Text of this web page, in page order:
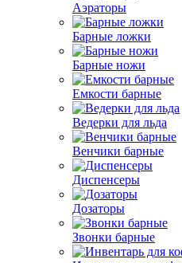
Аэраторы
Барные ложки
Барные ножи
Емкости барные
Ведерки для льда
Венчики барные
Диспенсеры
Дозаторы
Звонки барные